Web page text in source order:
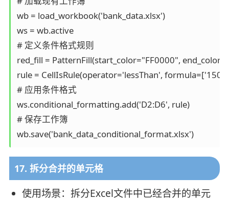
wb = load_workbook('bank_data.xlsx')
ws = wb.active
# 定义条件格式规则
red_fill = PatternFill(start_color="FF0000",
rule = CellIsRule(operator='lessThan',
# 应用条件格式
ws.conditional_formatting.add('D2:D6', rule)
# 保存工作簿
wb.save('bank_data_conditional_format.xlsx')
17. 拆分合并的单元格
使用场景：拆分Excel文件中已经合并的单元